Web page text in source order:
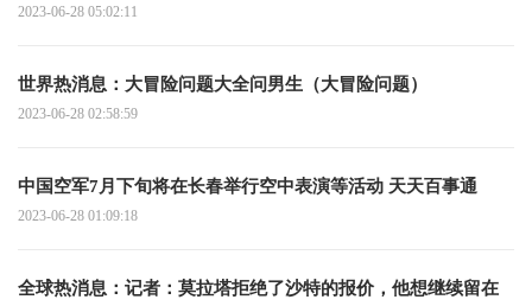
球实时
2023-06-28 05:02:11
世界热消息：大冒险问题大全问男生（大冒险问题）
2023-06-28 02:58:59
中国空军7月下旬将在长春举行空中表演等活动 天天百事通
2023-06-28 01:09:18
全球热消息：记者：莫拉塔拒绝了沙特的报价，他想继续留在